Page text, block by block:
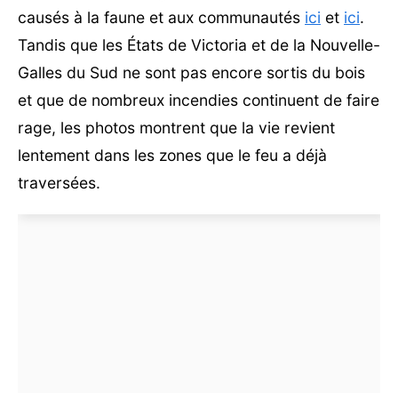
causés à la faune et aux communautés ici et ici.
Tandis que les États de Victoria et de la Nouvelle-
Galles du Sud ne sont pas encore sortis du bois
et que de nombreux incendies continuent de faire
rage, les photos montrent que la vie revient
lentement dans les zones que le feu a déjà
traversées.